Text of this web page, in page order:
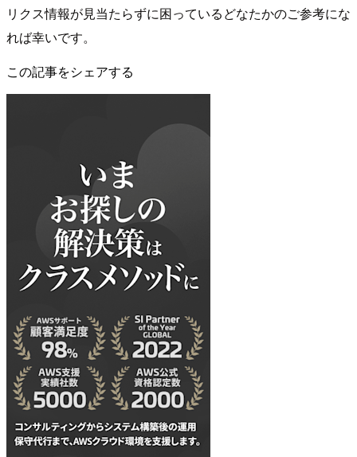
リクス情報が見当たらずに困っているどなたかのご参考にな
れば幸いです。
この記事をシェアする